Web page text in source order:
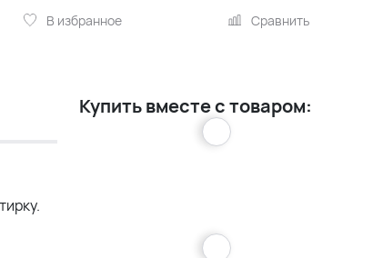
В избранное Сравнить
Купить вместе с товаром: